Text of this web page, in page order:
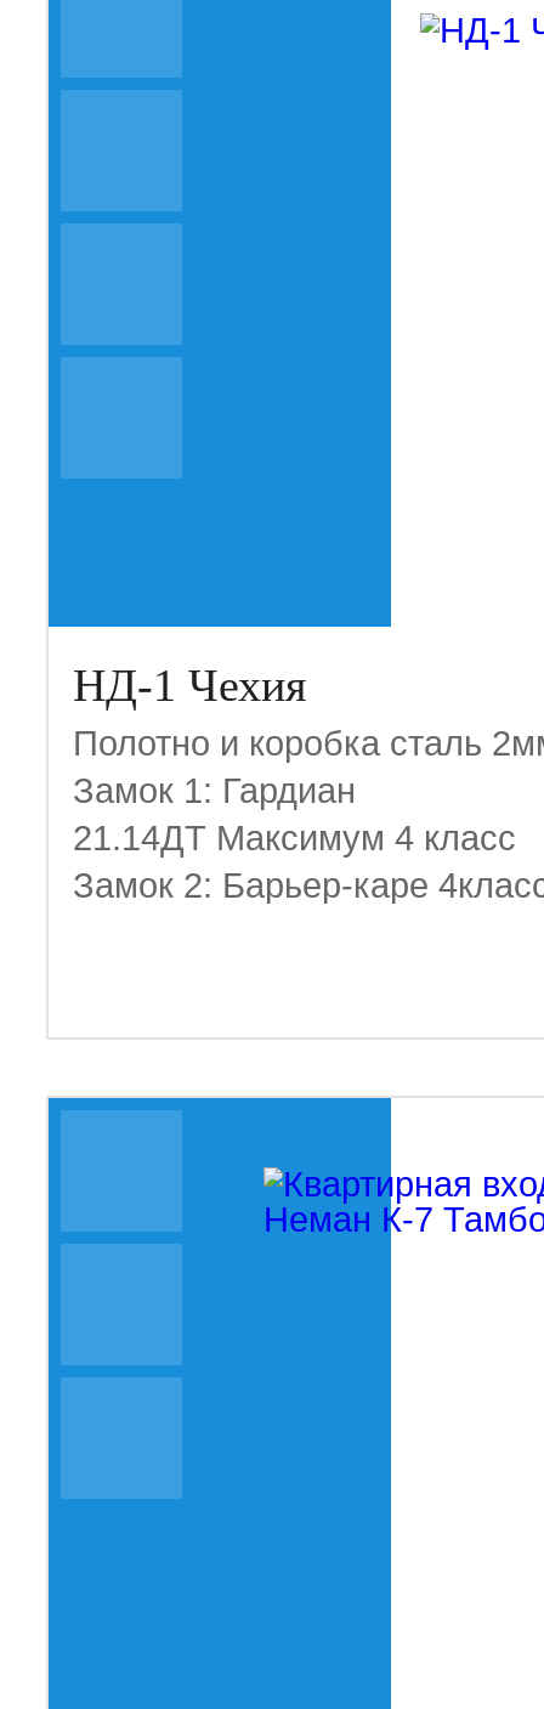
НД-1 Чехия
Полотно и коробка сталь
Замок 1: Гардиан
21.14ДТ Максимум 4 класс
Замок 2: Барьер-каре